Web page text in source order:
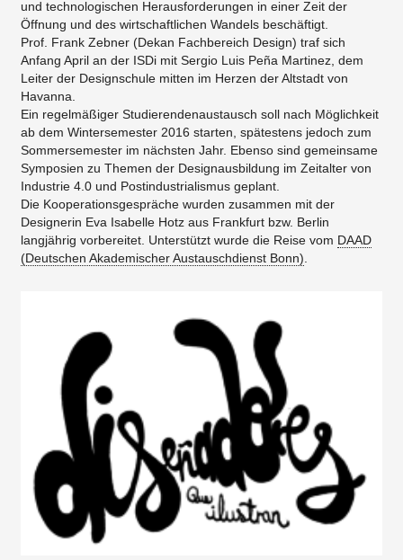
und technologischen Herausforderungen in einer Zeit der
Öffnung und des wirtschaftlichen Wandels beschäftigt.
Prof. Frank Zebner (Dekan Fachbereich Design) traf sich
Anfang April an der ISDi mit Sergio Luis Peña Martinez, dem
Leiter der Designschule mitten im Herzen der Altstadt von
Havanna.
Ein regelmäßiger Studierendenaustausch soll nach Möglichkeit
ab dem Wintersemester 2016 starten, spätestens jedoch zum
Sommersemester im nächsten Jahr. Ebenso sind gemeinsame
Symposien zu Themen der Designausbildung im Zeitalter von
Industrie 4.0 und Postindustrialismus geplant.
Die Kooperationsgespräche wurden zusammen mit der
Designerin Eva Isabelle Hotz aus Frankfurt bzw. Berlin
langjährig vorbereitet. Unterstützt wurde die Reise vom DAAD
(Deutschen Akademischer Austauschdienst Bonn)